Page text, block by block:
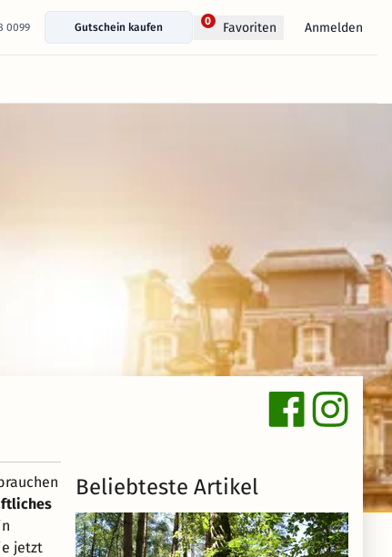
0099 Gutschein kaufen
0 Favoriten Anmelden
jetzt
Beliebteste Artikel